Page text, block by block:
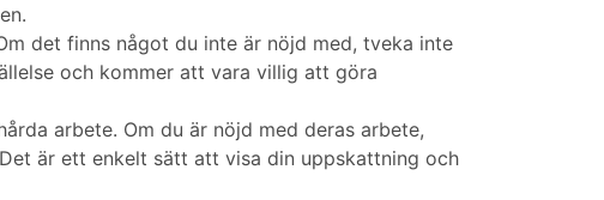
det finns något du inte är nöjd med, tveka inte
och kommer att vara villig att göra
arbete. Om du är nöjd med deras arbete,
är ett enkelt sätt att visa din uppskattning och